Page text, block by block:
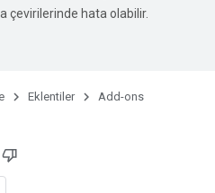
çevirilerinde hata olabilir.
Eklentiler
Add-ons